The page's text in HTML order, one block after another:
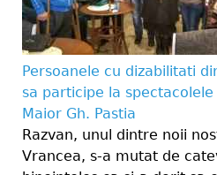
Persoanele cu dizabilitati
sa participe la spectacolele
Maior Gh. Pastia
Razvan, unul dintre noii
Vrancea, s-a mutat de